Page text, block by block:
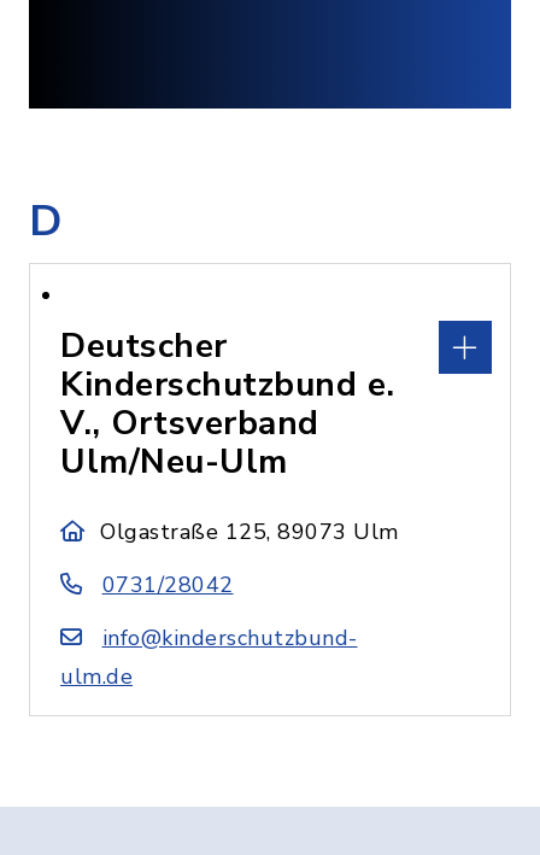
D
Deutscher
Kinderschutzbund e.
V., Ortsverband
Ulm/Neu-Ulm
Olgastraße 125, 89073 Ulm
0731/28042
info@kinderschutzbund-
ulm.de